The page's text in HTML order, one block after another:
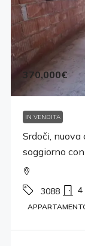
370,000€
IN VENDITA
Srdoči,
soggiorno
3088 4